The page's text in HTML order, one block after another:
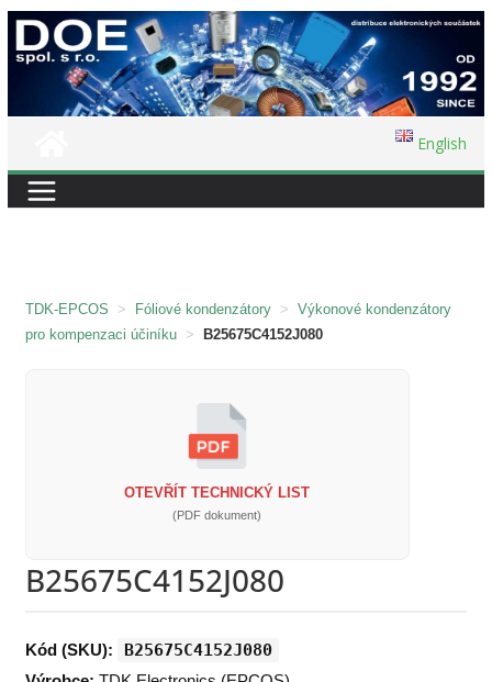
Přeskočit
na
English
TDK-EPCOS > Fóliové kondenzátory > Výkonové kondenzátory
pro kompenzaci účiníku > B25675C4152J080
OTEVŘÍT TECHNICKÝ LIST
(PDF dokument)
B25675C4152J080
Kód (SKU): B25675C4152J080